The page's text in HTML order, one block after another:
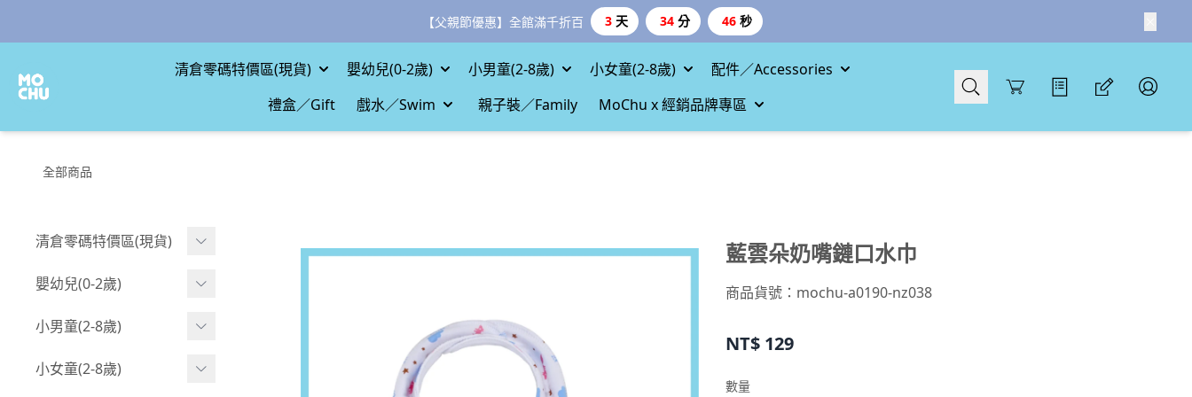
【父親節優惠】全館滿千折百 3 天 34 分 46 秒
清倉零碼特價區(現貨) 嬰幼兒(0-2歲) 小男童(2-8歲) 小女童(2-8歲)
配件／Accessories
禮盒／Gift
戲水／Swim 親子裝／Family MoChu x 經銷品牌專區
Cart
全部商品
清倉零碼特價區(現貨)
現貨.寶寶
現貨.男童
嬰幼兒(0-2歲)
BABY 包屁衣(短袖)
BABY 包屁衣(長袖)
小男童(2-8歲)
Boy 上身(短袖)
小女童(2-8歲)
藍雲朵奶嘴鏈口水巾
商品貨號：mochu-a0190-nz038
NT$129
數量